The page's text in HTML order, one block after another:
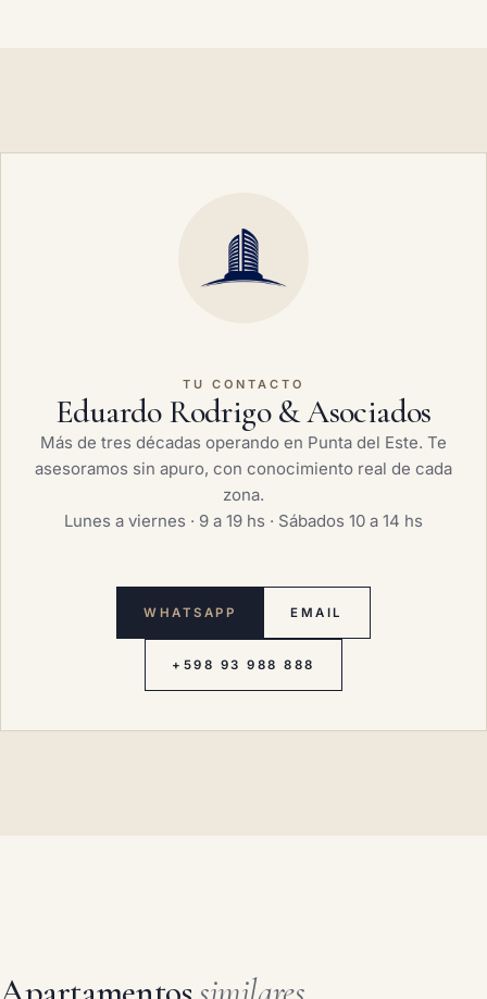
TU CONTACTO
Eduardo Rodrigo & Asociados
Más de tres décadas operando en Punta del Este. Te
asesoramos sin apuro, con conocimiento real de cada
zona.
Lunes a viernes · 9 a 19 hs · Sábados 10 a 14 hs
WHATSAPP EMAIL
+598 93 988 888